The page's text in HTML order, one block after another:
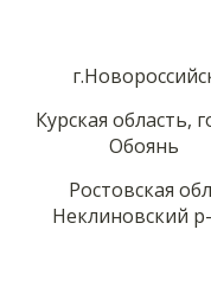
Курская область,
Обоянь
Ростовская
Неклиновский